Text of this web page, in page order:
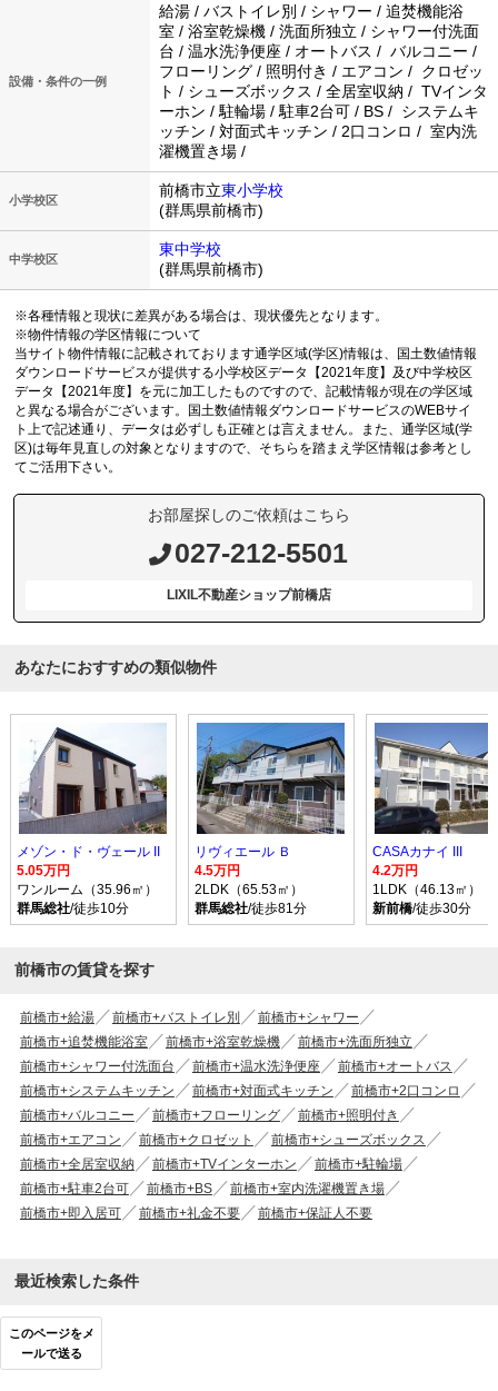
設備・条件の一例
給湯 / バストイレ別 / シャワー / 追焚機能浴
室 / 浴室乾燥機 / 洗面所独立 / シャワー付洗面
台 / 温水洗浄便座 / オートバス / バルコニー /
フローリング / 照明付き / エアコン / クロゼッ
ト / シューズボックス / 全居室収納 / TVインタ
ーホン / 駐輪場 / 駐車2台可 / BS / システムキ
ッチン / 対面式キッチン / 2口コンロ / 室内洗
濯機置き場 /
小学校区
前橋市立東小学校
(群馬県前橋市)
中学校区
東中学校
(群馬県前橋市)
※各種情報と現状に差異がある場合は、現状優先となります。
※物件情報の学区情報について
当サイト物件情報に記載されております通学区域(学区)情報は、国土数値情報
ダウンロードサービスが提供する小学校区データ【2021年度】及び中学校区
データ【2021年度】を元に加工したものですので、記載情報が現在の学区域
と異なる場合がございます。国土数値情報ダウンロードサービスのWEBサイ
ト上で記述通り、データは必ずしも正確とは言えません。また、通学区域(学
区)は毎年見直しの対象となりますので、そちらを踏まえ学区情報は参考とし
てご活用下さい。
お部屋探しのご依頼はこちら
027-212-5501
LIXIL不動産ショップ前橋店
あなたにおすすめの類似物件
メゾン・ド・ヴェール II
5.05万円
ワンルーム（35.96㎡）
群馬総社/徒歩10分
リヴィエール Ｂ
4.5万円
2LDK（65.53㎡）
群馬総社/徒歩81分
CASAカナイ III
4.2万円
1LDK（46.13㎡）
新前橋/徒歩30分
前橋市の賃貸を探す
前橋市+給湯 前橋市+バストイレ別
前橋市+シャワー
前橋市+追焚機能浴室
前橋市+浴室乾燥機
前橋市+洗面所独立
前橋市+シャワー付洗面台
前橋市+温水洗浄便座
前橋市+オートバス
前橋市+システムキッチン
前橋市+対面式キッチン
前橋市+2口コンロ
前橋市+バルコニー
前橋市+フローリング
前橋市+照明付き
前橋市+エアコン
前橋市+クロゼット
前橋市+シューズボックス
前橋市+全居室収納
前橋市+TVインターホン
前橋市+駐輪場
前橋市+駐車2台可
前橋市+BS
前橋市+室内洗濯機置き場
前橋市+即入居可
前橋市+礼金不要 前橋市+保証人不要
最近検索した条件
このページをメ
ールで送る